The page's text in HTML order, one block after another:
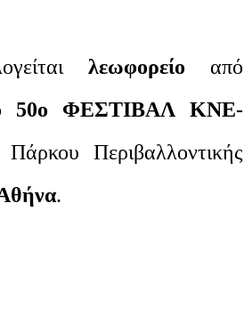
λεωφορείο από
50ο ΦΕΣΤΙΒΑΛ ΚΝΕ-
Περιβαλλοντικής
.